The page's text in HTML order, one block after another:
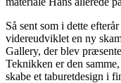
Så sent som i dette
videreudviklet en ny
Gallery, der blev
Teknikken er den
skabe et taburetdesign i